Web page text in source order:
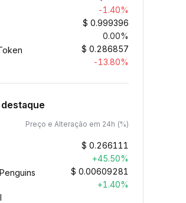
-1.40%
$ 0.999396
0.00%
$ 0.286857
-13.80%
Preço e Alteração em 24h (%)
$ 0.266111
+45.50%
$ 0.00609281
+1.40%